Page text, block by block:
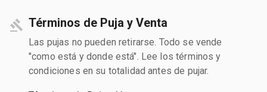
Términos de Puja y Venta
Las pujas no pueden retirarse. Todo se vende
"como está y donde está". Lee los términos y
condiciones en su totalidad antes de pujar.